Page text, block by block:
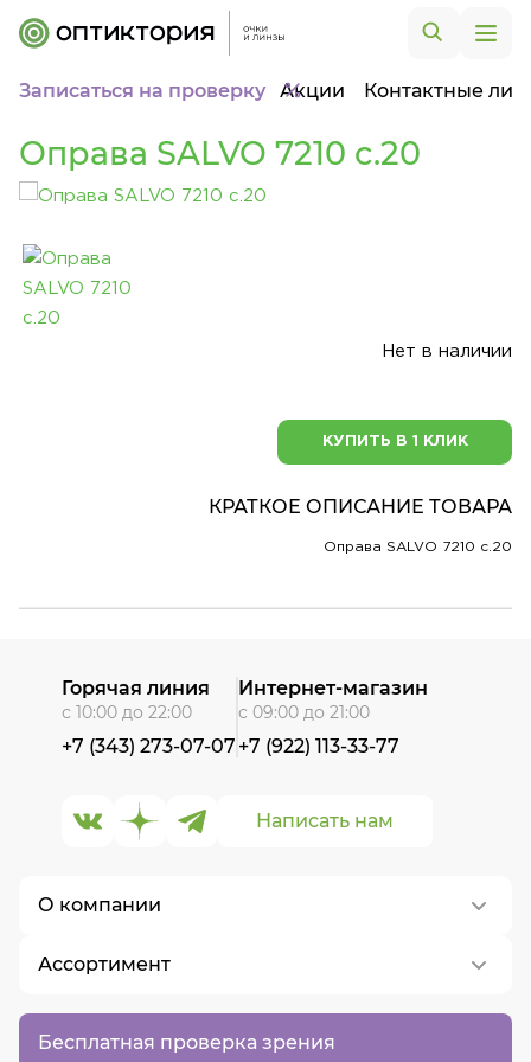
Записаться на проверку Акции Контактные
Оправа SALVO 7210 c.20
Нет в наличии
КУПИТЬ В 1 КЛИК
КРАТКОЕ ОПИСАНИЕ ТОВАРА
Оправа SALVO 7210 c.20
Бесплатная проверка зрения
О компании
О нас
Контакты
Вакансии
Ассортимент
Написать нам
Горячая линия
с 10:00 до 22:00
+7 (343) 273-07-07
Интернет-магазин
с 09:00 до 21:00
+7 (922) 113-33-77